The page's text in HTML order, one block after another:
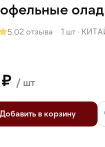
5.02 отзыва 1 шт ·
/ шт
Добавить в корзину